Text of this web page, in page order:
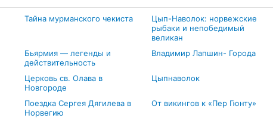
Тайна мурманского чекиста
Цып-Наволок: норвежские
рыбаки и непобедимый
великан
Бьярмия — легенды и
действительность
Владимир Лапшин- Города
Церковь св. Олава в
Новгороде
Цыпнаволок
Поездка Сергея Дягилева в
Норвегию
От викингов к «Пер Гюнту»